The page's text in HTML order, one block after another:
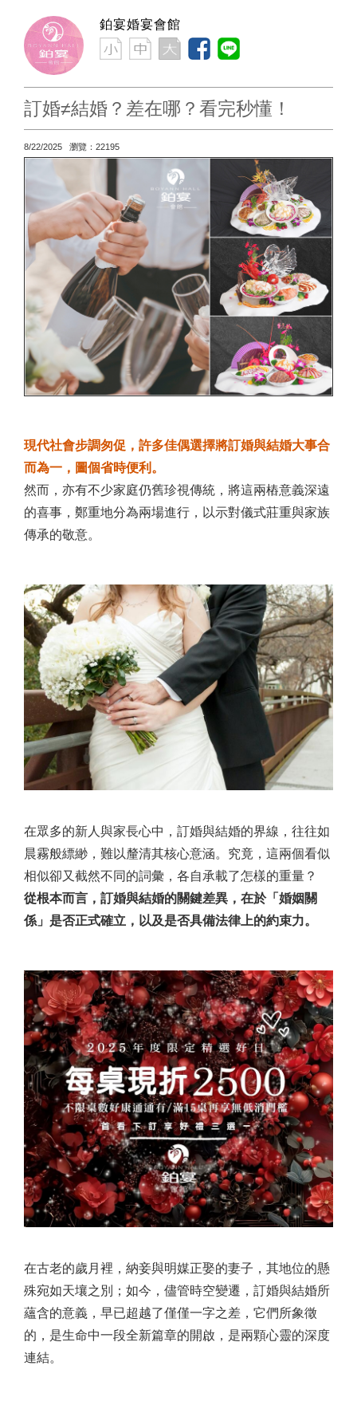
鉑宴婚宴會館
訂婚≠結婚？差在哪？看完秒懂！
8/22/2025 瀏覽：22195
現代社會步調匆促，許多佳偶選擇將訂婚與結婚大事合
而為一，圖個省時便利。
然而，亦有不少家庭仍舊珍視傳統，將這兩樁意義深遠
的喜事，鄭重地分為兩場進行，以示對儀式莊重與家族
傳承的敬意。
在眾多的新人與家長心中，訂婚與結婚的界線，往往如
晨霧般縹緲，難以釐清其核心意涵。究竟，這兩個看似
相似卻又截然不同的詞彙，各自承載了怎樣的重量？
從根本而言，訂婚與結婚的關鍵差異，在於「婚姻關
係」是否正式確立，以及是否具備法律上的約束力。
在古老的歲月裡，納妾與明媒正娶的妻子，其地位的懸
殊宛如天壤之別；如今，儘管時空變遷，訂婚與結婚所
蘊含的意義，早已超越了僅僅一字之差，它們所象徵
的，是生命中一段全新篇章的開啟，是兩顆心靈的深度
連結。